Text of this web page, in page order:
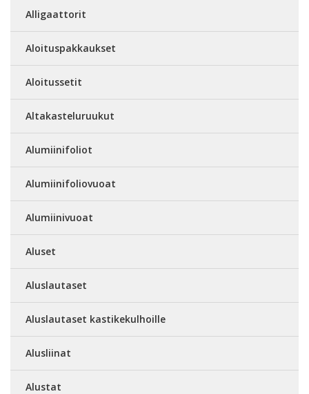
Alligaattorit
Aloituspakkaukset
Aloitussetit
Altakasteluruukut
Alumiinifoliot
Alumiinifoliovuoat
Alumiinivuoat
Aluset
Aluslautaset
Aluslautaset kastikekulhoille
Alusliinat
Alustat